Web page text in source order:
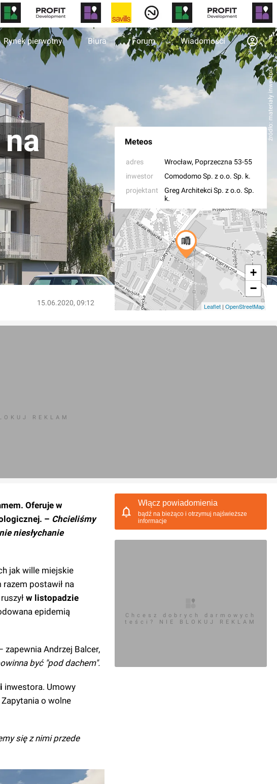
Rynek pierwotny Biura Forum Wiadomości
źródło: materiały inwestora
15.06.2020, 09:12
Meteos
adres Wrocław, Poprzeczna 53-55
inwestor
Comodomo Sp. z o.o. Sp. k.
projektant
Greg Architekci Sp. z o.o. Sp.
k.
+
−
Leaflet | OpenStreetMap
REKLAM
Oferuje w
– Chcieliśmy
niesłychanie
jak wille miejskie
razem postawił na
ruszył w listopadzie
epidemią
zapewnia Andrzej Balcer,
być "pod dachem".
inwestora. Umowy
o wolne
się z nimi przede
Włącz powiadomienia
bądź na bieżąco i otrzymuj najświeższe
informacje
Chcesz dobrych darmowych
teści? NIE BLOKUJ REKLAM